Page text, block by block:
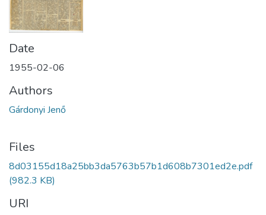
Date
1955-02-06
Authors
Gárdonyi Jenő
Files
8d03155d18a25bb3da5763b57b1d608b7301ed2e.pdf
(982.3 KB)
URI